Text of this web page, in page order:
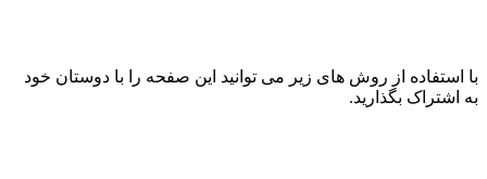
با استفاده از روش های زیر می توانید این صفحه را با دوستان خود
به اشتراک بگذارید.